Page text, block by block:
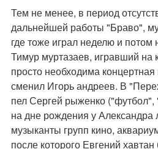
Тем не менее, в период
дальнейшей работы "Браво",
где тоже играл неделю и потом
Тимур муртазаев, игравший на
просто необходима
сменил Игорь андреев. В
пел Сергей рыженко
на дне рождения у Александра
музыканты групп кино,
после которого Евгений